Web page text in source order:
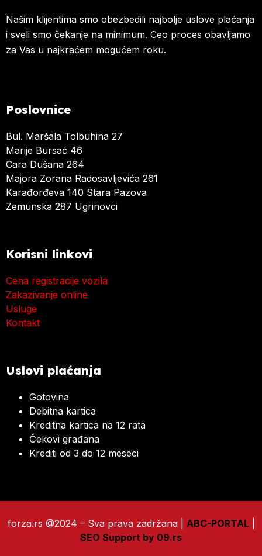
Našim klijentima smo obezbedili najbolje uslove plaćanja
i sveli smo čekanje na minimum. Ceo proces obavljamo
za Vas u najkraćem mogućem roku.
Poslovnice
Bul. Maršala Tolbuhina 27
Marije Bursać 46
Cara Dušana 264
Majora Zorana Radosavljevića 261
Karađorđeva 140 Stara Pazova
Zemunska 287 Ugrinovci
Korisni linkovi
Cena registracije vozila
Zakazivanje online
Usluge
Kontakt
Uslovi plaćanja
Gotovina
Debitna kartica
Kreditna kartica na 12 rata
Čekovi građana
Krediti od 3 do 12 meseci
forza.rs @2024 – Sva prava zadržana | ABC-PORTAL|
SEO Support by 09.rs